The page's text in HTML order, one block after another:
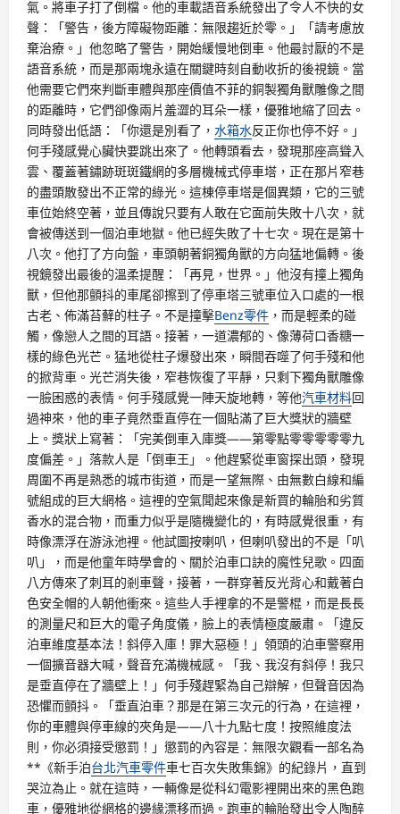
氣。將車子打了倒檔。他的車載語音系統發出了令人不快的女
聲：「警告，後方障礙物距離：無限趨近於零。」「請考慮放
棄治療。」他忽略了警告，開始緩慢地倒車。他最討厭的不是
語音系統，而是那兩塊永遠在關鍵時刻自動收折的後視鏡。當
他需要它們來判斷車體與那座價值不菲的銅製獨角獸雕像之間
的距離時，它們卻像兩片羞澀的耳朵一樣，優雅地縮了回去。
同時發出低語：「你還是別看了， 水箱水反正你也停不好。」
何手殘感覺心臟快要跳出來了。他轉頭看去，發現那座高聳入
雲、覆蓋著鏽跡斑斑鐵網的多層機械式停車塔，正在那片窄巷
的盡頭散發出不正常的綠光。這棟停車塔是個異類，它的三號
車位始終空著，並且傳說只要有人敢在它面前失敗十八次，就
會被傳送到一個泊車地獄。他已經失敗了十七次。現在是第十
八次。他打了方向盤，車頭朝著銅獨角獸的方向猛地偏轉。後
視鏡發出最後的溫柔提醒：「再見，世界。」他沒有撞上獨角
獸，但他那顫抖的車尾卻擦到了停車塔三號車位入口處的一根
古老、佈滿苔蘚的柱子。不是撞擊Benz零件 ，而是輕柔的碰
觸，像戀人之間的耳語。接著，一道濃郁的、像薄荷口香糖一
樣的綠色光芒。猛地從柱子爆發出來，瞬間吞噬了何手殘和他
的掀背車。光芒消失後，窄巷恢復了平靜，只剩下獨角獸雕像
一臉困惑的表情。何手殘感覺一陣天旋地轉，等他汽車材料回
過神來，他的車子竟然垂直停在一個貼滿了巨大獎狀的牆壁
上。獎狀上寫著：「完美倒車入庫獎——第零點零零零零零九
度偏差。」落款人是「倒車王」。他趕緊從車窗探出頭，發現
周圍不再是熟悉的城市街道，而是一望無際、由無數白線和編
號組成的巨大網格。這裡的空氣聞起來像是新買的輪胎和劣質
香水的混合物，而重力似乎是隨機變化的，有時感覺很重，有
時像漂浮在游泳池裡。他試圖按喇叭，但喇叭發出的不是「叭
叭」，而是他童年時學會的、關於泊車口訣的魔性兒歌。四面
八方傳來了刺耳的剎車聲，接著，一群穿著反光背心和戴著白
色安全帽的人朝他衝來。這些人手裡拿的不是警棍，而是長長
的測量尺和巨大的電子角度儀，臉上的表情極度嚴肅。「違反
泊車維度基本法！斜停入庫！罪大惡極！」領頭的泊車警察用
一個擴音器大喊，聲音充滿機械感。「我、我沒有斜停！我只
是垂直停在了牆壁上！」何手殘趕緊為自己辯解，但聲音因為
恐懼而顫抖。「垂直泊車？那是在第三次元的行為，在這裡，
你的車體與停車線的夾角是——八十九點七度！按照維度法
則，你必須接受懲罰！」懲罰的內容是：無限次觀看一部名為
**《新手泊台北汽車零件車七百次失敗集錦》的紀錄片，直到
哭泣為止。就在這時，一輛像是從科幻電影裡開出來的黑色跑
車，優雅地從網格的邊緣漂移而過。跑車的輪胎發出令人陶醉